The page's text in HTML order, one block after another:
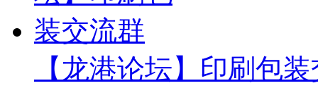
【龙港论坛】印刷包